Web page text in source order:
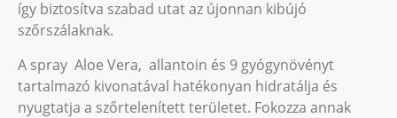
így biztosítva szabad utat az újonnan kibújó
szőrszálaknak.
A spray Aloe Vera, allantoin és 9 gyógynövényt
tartalmazó kivonatával hatékonyan hidratálja és
nyugtatja a szőrtelenített területet. Fokozza annak